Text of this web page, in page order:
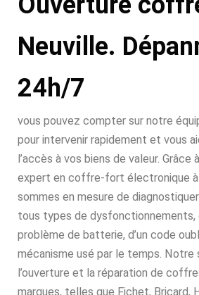
Neuville.
24h/7
vous pouvez compter sur notre
pour intervenir rapidement et vous
l’accès à vos biens de valeur. Grâce
expert en coffre-fort électronique à
sommes en mesure de
tous types de dysfonctionnements,
problème de batterie, d’un code
mécanisme usé par le temps. Notre
l’ouverture et la réparation de
marques, telles que Fichet, Bricard,